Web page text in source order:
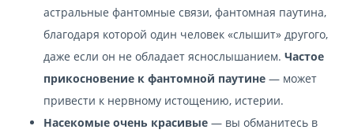
астральные фантомные связи, фантомная паутина,
благодаря которой один человек «слышит» другого,
даже если он не обладает яснослышанием. Частое
прикосновение к фантомной паутине — может
привести к нервному истощению, истерии.
Насекомые очень красивые — вы обманитесь в